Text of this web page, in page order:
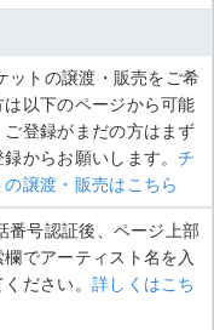
ットの譲渡・販売をご希
は以下のページから可能
ご登録がまだの方はまず
録からお願いします。チ
の譲渡・販売はこちら
番号認証後、ページ上部
欄でアーティスト名を入
ださい。 詳しくはこち